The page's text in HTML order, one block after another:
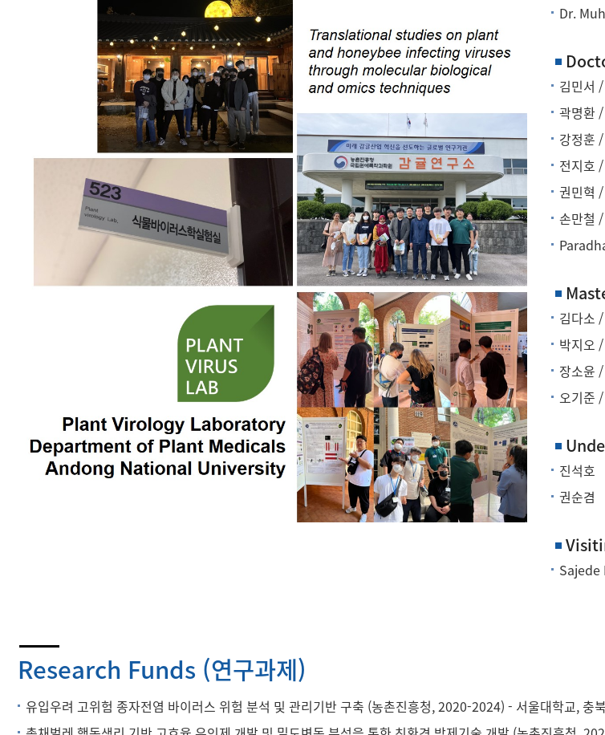
Dr.
김민서
곽명환
강정훈
전지호
권민혁
손만철
김다소
박지오
장소윤
오기준
진석호
권순겸
Research Funds (연구과제)
유입우려 고위험 종자전염 바이러스 위험 분석 및 관리기반 구축 (농촌진흥청, 2020-2024) - 서울대학교, 충